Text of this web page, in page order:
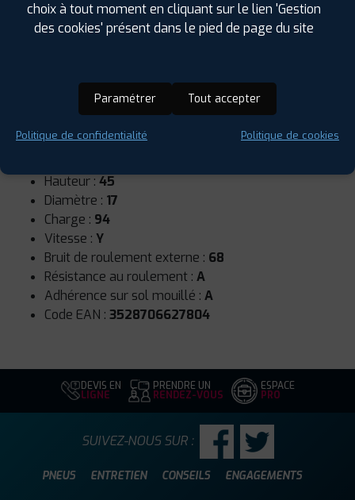
Runflat :Non
Hauteur : 45
Diamètre : 17
Charge : 94
Vitesse : Y
Bruit de roulement externe : 68
Résistance au roulement : A
Adhérence sur sol mouillé : A
Code EAN : 3528706627804
DEVIS EN
LIGNE
PRENDRE UN
RENDEZ-VOUS
ESPACE
PRO
PNEUS ENTRETIEN CONSEILS ENGAGEMENTS
SUIVEZ-NOUS SUR :
choix à tout moment en cliquant sur le lien 'Gestion
des cookies' présent dans le pied de page du site
Paramétrer Tout accepter
Politique de confidentialité Politique de cookies